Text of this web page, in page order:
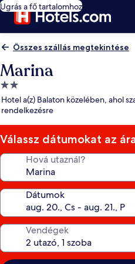
Ugrás a fő tartalomhoz
Összes szállás megtekintése
Marina
2.0
csillagos
szálláshely
Hotel a(z) Balaton közelében, ahol
rendelkezésre
Válassz dátumokat az
Hová utaznál?
Dátumok
Vendégek